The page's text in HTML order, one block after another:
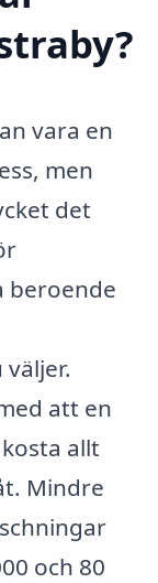
vara en
men
det
beroende
att en
allt
Mindre
och 80